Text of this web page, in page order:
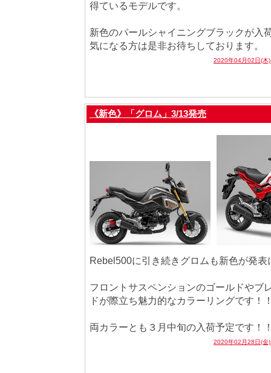
得ているモデルです。
新色のパールシャイニングブラックが入
気になる方は是非お待ちしております。
2020年04月02日(木
《新色》「グロム」3/13発売
Rebel500に引き続きグロムも新色が発表
フロントサスペンションのゴールドやブ
ドが際立ち魅力的なカラーリングです！
両カラーとも３月中旬の入荷予定です！
2020年02月28日(金